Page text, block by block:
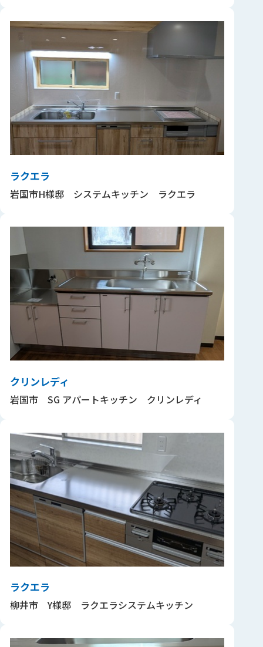
ラクエラ
岩国市H様邸 システムキッチン ラクエラ
クリンレディ
岩国市 SG アパートキッチン クリンレディ
ラクエラ
柳井市 Y様邸 ラクエラシステムキッチン